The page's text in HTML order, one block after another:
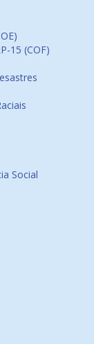
15 (COF)
Social